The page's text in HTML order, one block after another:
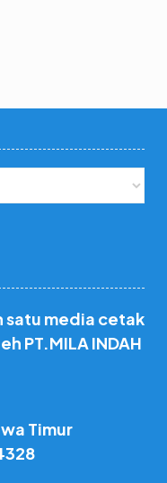
satu media cetak
PT.MILA INDAH
Timur